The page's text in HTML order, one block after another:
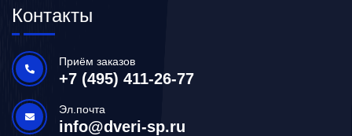
Контакты
Приём заказов
+7 (495) 411-26-77
Эл.почта
info@dveri-sp.ru